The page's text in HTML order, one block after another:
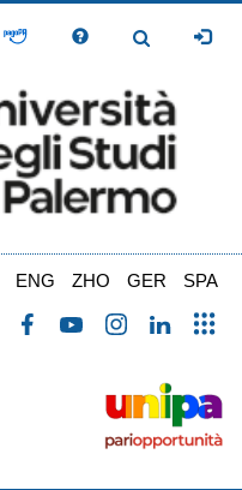
Toggle
ENG ZHO GER SPA